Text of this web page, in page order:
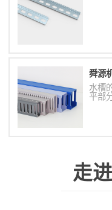
舜源
水槽
平部
走